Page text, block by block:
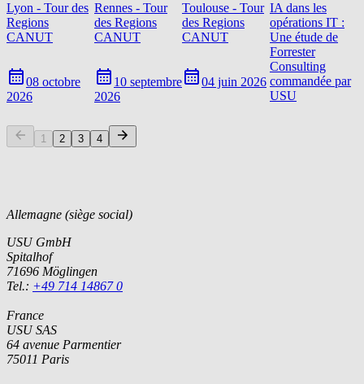
Lyon - Tour des
Regions
CANUT
08 octobre
2026
Rennes - Tour
des Regions
CANUT
10 septembre
2026
Toulouse - Tour
des Regions
CANUT
04 juin 2026
IA dans les
opérations IT :
Une étude de
Forrester
Consulting
commandée par
USU
1 2 3 4
Allemagne (siège social)
USU GmbH
Spitalhof
71696 Möglingen
Tel.: +49 714 14867 0
France
USU SAS
64 avenue Parmentier
75011 Paris